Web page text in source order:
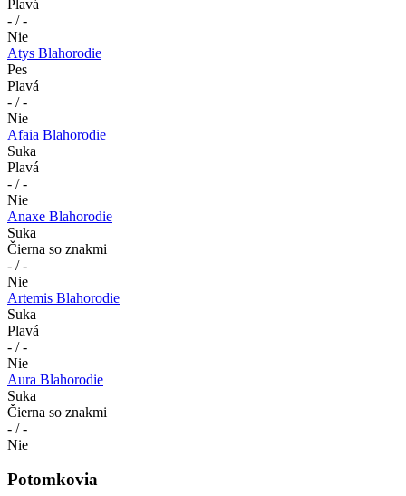
Plavá
- / -
Nie
Atys Blahorodie
Pes
Plavá
- / -
Nie
Afaia Blahorodie
Suka
Plavá
- / -
Nie
Anaxe Blahorodie
Suka
Čierna so znakmi
- / -
Nie
Artemis Blahorodie
Suka
Plavá
- / -
Nie
Aura Blahorodie
Suka
Čierna so znakmi
- / -
Nie
Potomkovia